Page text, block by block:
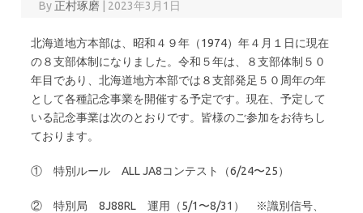
By 正村琢磨 2023年3月1日
北海道地方本部は、昭和４９年（1974）年４月１日に現在
の８支部体制になりました。令和５年は、８支部体制５０
年目であり、北海道地方本部では８支部発足５０周年の年
として各種記念事業を開催する予定です。現在、予定して
いる記念事業は次のとおりです。皆様のご参加をお待ちし
ております。
① 特別ルール ALL JA8コンテスト（6/24〜25）
② 特別局 8J88RL 運用（5/1〜8/31） ※識別信号、